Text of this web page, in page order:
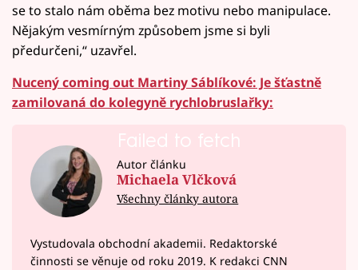
se to stalo nám oběma bez motivu nebo manipulace.
Nějakým vesmírným způsobem jsme si byli
předurčeni,“ uzavřel.
Nucený coming out Martiny Sáblíkové: Je šťastně
zamilovaná do kolegyně rychlobruslařky:
Failed to fetch
Autor článku
Michaela Vlčková
Všechny články autora
Vystudovala obchodní akademii. Redaktorské
činnosti se věnuje od roku 2019. K redakci CNN